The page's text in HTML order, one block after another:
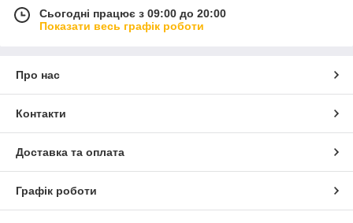
Сьогодні працює з 09:00 до 20:00
Показати весь графік роботи
Про нас
Контакти
Доставка та оплата
Графік роботи